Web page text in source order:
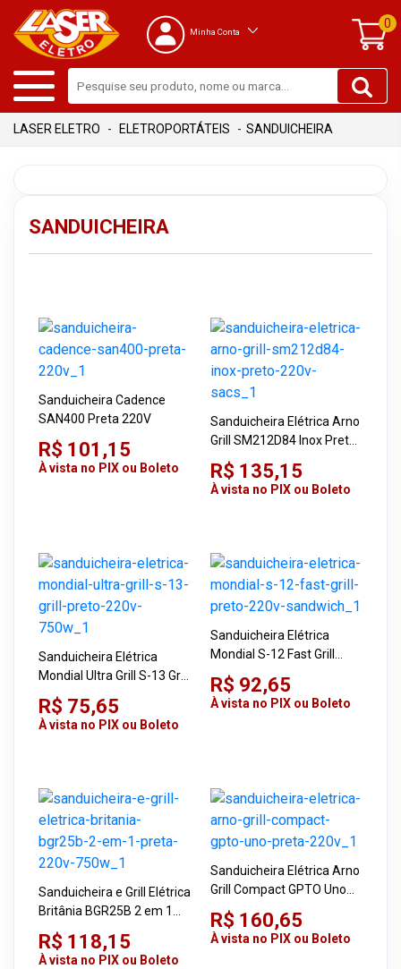
Minha Conta
0
ELETROPORTÁTEIS SANDUICHEIRA
SANDUICHEIRA
Sanduicheira Cadence
SAN400 Preta 220V
R$ 101,15
À vista no PIX ou Boleto
Sanduicheira Elétrica Arno
Grill SM212D84 Inox Preto
220V Sacs
R$ 135,15
À vista no PIX ou Boleto
Sanduicheira Elétrica
Mondial Ultra Grill S-13 Grill
Preto 220V 750W
R$ 75,65
À vista no PIX ou Boleto
Sanduicheira Elétrica
Mondial S-12 Fast Grill
Preto 220V Sandwich
R$ 92,65
À vista no PIX ou Boleto
Sanduicheira e Grill Elétrica
Britânia BGR25B 2 em 1
Preta 220V 750W
R$ 118,15
À vista no PIX ou Boleto
Sanduicheira Elétrica Arno
Grill Compact GPTO Uno
Preta 220V
R$ 160,65
À vista no PIX ou Boleto